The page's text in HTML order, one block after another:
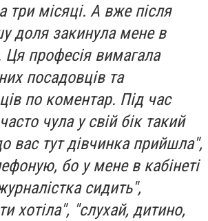
три місяці. А вже після
доля закинула мене в
Ця професія вимагала
посадовців та
по коментар. Під час
чула у свій бік такий
вас тут дівчинка прийшла",
бо у мене в кабінеті
сидить",
хотіла", "слухай, дитино,